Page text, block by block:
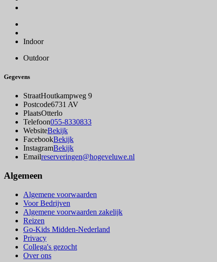
Indoor
Outdoor
Gegevens
StraatHoutkampweg 9
Postcode6731 AV
PlaatsOtterlo
Telefoon055-8330833
WebsiteBekijk
FacebookBekijk
InstagramBekijk
Emailreserveringen@hogeveluwe.nl
Algemeen
Algemene voorwaarden
Voor Bedrijven
Algemene voorwaarden zakelijk
Reizen
Go-Kids Midden-Nederland
Privacy
Collega's gezocht
Over ons